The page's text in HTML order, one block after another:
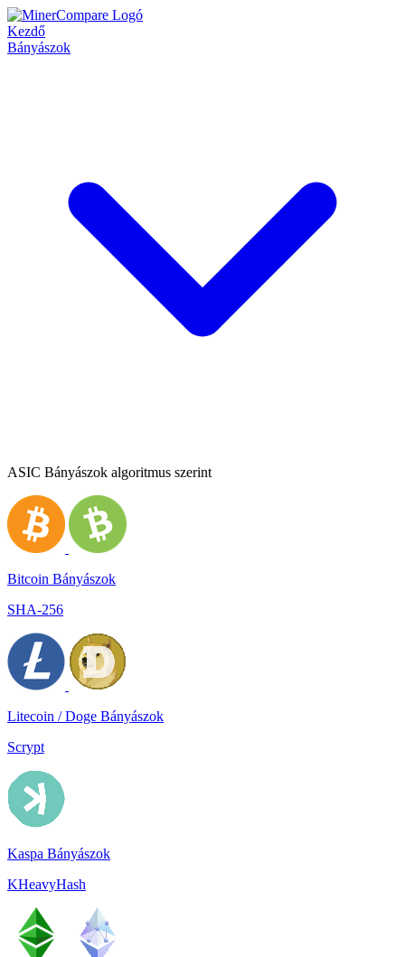
Kezdő
Bányászok
ASIC Bányászok algoritmus szerint
Bitcoin Bányászok
SHA-256
Litecoin / Doge Bányászok
Scrypt
Kaspa Bányászok
KHeavyHash